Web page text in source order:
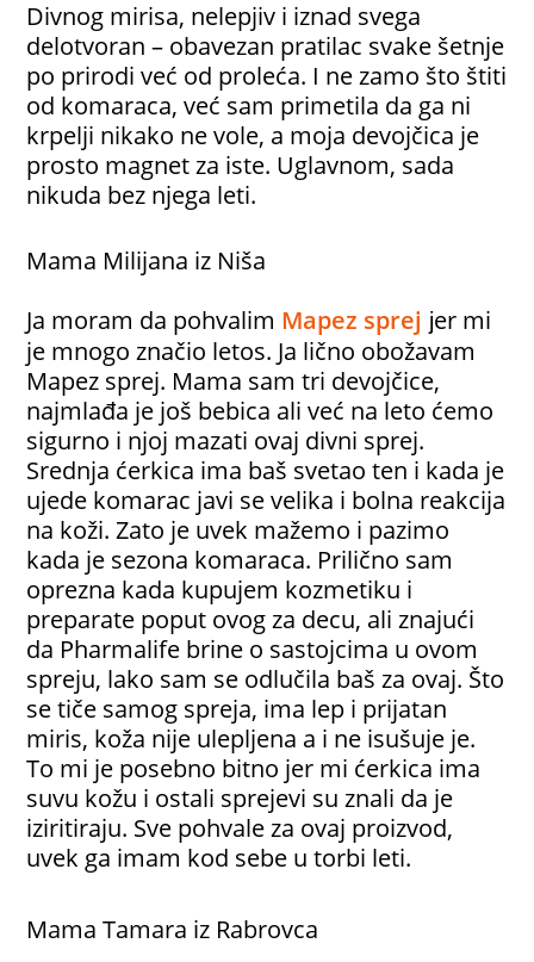
Divnog mirisa, nelepjiv i iznad svega
delotvoran – obavezan pratilac svake šetnje
po prirodi već od proleća. I ne zamo što štiti
od komaraca, već sam primetila da ga ni
krpelji nikako ne vole, a moja devojčica je
prosto magnet za iste. Uglavnom, sada
nikuda bez njega leti.
Mama Milijana iz Niša
Ja moram da pohvalim Mapez sprej jer mi
je mnogo značio letos. Ja lično obožavam
Mapez sprej. Mama sam tri devojčice,
najmlađa je još bebica ali već na leto ćemo
sigurno i njoj mazati ovaj divni sprej.
Srednja ćerkica ima baš svetao ten i kada je
ujede komarac javi se velika i bolna reakcija
na koži. Zato je uvek mažemo i pazimo
kada je sezona komaraca. Prilično sam
oprezna kada kupujem kozmetiku i
preparate poput ovog za decu, ali znajući
da Pharmalife brine o sastojcima u ovom
spreju, lako sam se odlučila baš za ovaj. Što
se tiče samog spreja, ima lep i prijatan
miris, koža nije ulepljena a i ne isušuje je.
To mi je posebno bitno jer mi ćerkica ima
suvu kožu i ostali sprejevi su znali da je
iziritiraju. Sve pohvale za ovaj proizvod,
uvek ga imam kod sebe u torbi leti.
Mama Tamara iz Rabrovca